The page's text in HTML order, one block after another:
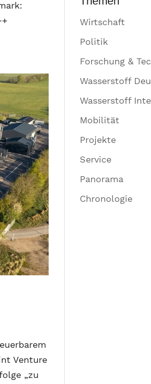
Venture
„zu
Wirtschaft
Politik
Forschung &
Wasserstoff
Wasserstoff
Mobilität
Projekte
Service
Panorama
Chronologie